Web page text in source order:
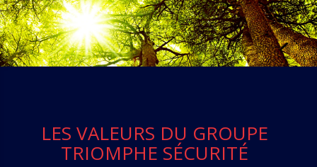
LES VALEURS DU GROUPE
TRIOMPHE SÉCURITÉ